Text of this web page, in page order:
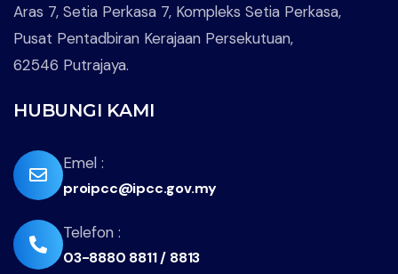
Aras 7, Setia Perkasa 7, Kompleks Setia Perkasa,
Pusat Pentadbiran Kerajaan Persekutuan,
62546 Putrajaya.
HUBUNGI KAMI
far
fa-
envelope
Emel :
proipcc@ipcc.gov.my
fas
fa-
Telefon :
03-8880 8811 / 8813